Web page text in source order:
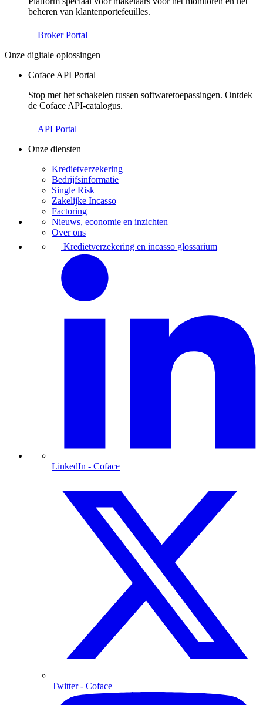
beheren van klantenportefeuilles.
Broker Portal
Onze digitale oplossingen
Coface API Portal
Stop met het schakelen tussen softwaretoepassingen. Ontdek
de Coface API-catalogus.
API Portal
Onze diensten
Kredietverzekering
Bedrijfsinformatie
Single Risk
Zakelijke Incasso
Factoring
Nieuws, economie en inzichten
Over ons
Kredietverzekering en incasso glossarium
LinkedIn - Coface
Twitter- Coface